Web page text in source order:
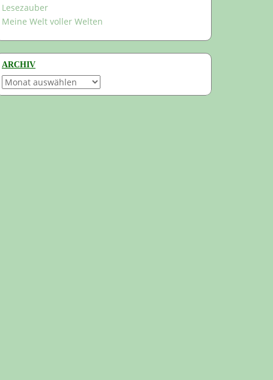
Lesezauber
Meine Welt voller Welten
ARCHIV
Archiv